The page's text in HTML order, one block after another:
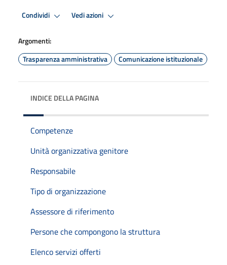
Condividi Vedi azioni
Argomenti:
Trasparenza amministrativa
Comunicazione istituzionale
INDICE DELLA PAGINA
Competenze
Unità organizzativa genitore
Responsabile
Tipo di organizzazione
Assessore di riferimento
Persone che compongono la struttura
Elenco servizi offerti